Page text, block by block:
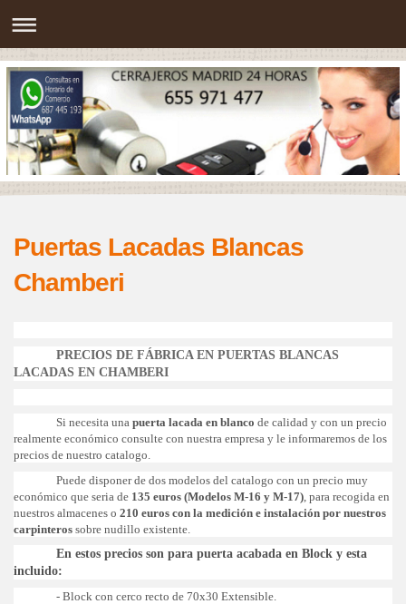
Puertas Lacadas Blancas
Chamberi
PRECIOS DE FÁBRICA EN PUERTAS BLANCAS
LACADAS EN CHAMBERI
Si necesita unapuerta lacada en blanco de calidad y con un precio
realmente económico consulte con nuestra empresa y le informaremos de los
precios de nuestro catalogo.
Puede disponer de dos modelos del catalogo con un precio muy
económico que seria de 135 euros (Modelos M-16 y M-17) , para recogida en
nuestros almacenes o 210 euros con la medición e instalación por nuestros
carpinteros sobre nudillo existente.
En estos precios son para puerta acabada en Block y esta
incluido:
- Block con cerco recto de 70x30 Extensible.